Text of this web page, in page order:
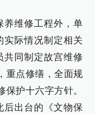
养维修工程外，单
实际情况制定相关
共同制定故宫维修
重点修缮，全面规
护十六字方针。
后出台的《文物保